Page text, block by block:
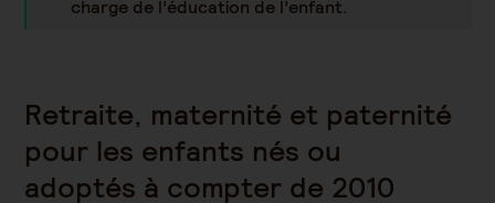
charge de l’éducation de l’enfant.
Retraite, maternité et paternité
pour les enfants nés ou
adoptés à compter de 2010